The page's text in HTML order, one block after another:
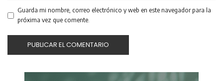
Guarda mi nombre, correo electrónico y web en este navegador para la
próxima vez que comente.